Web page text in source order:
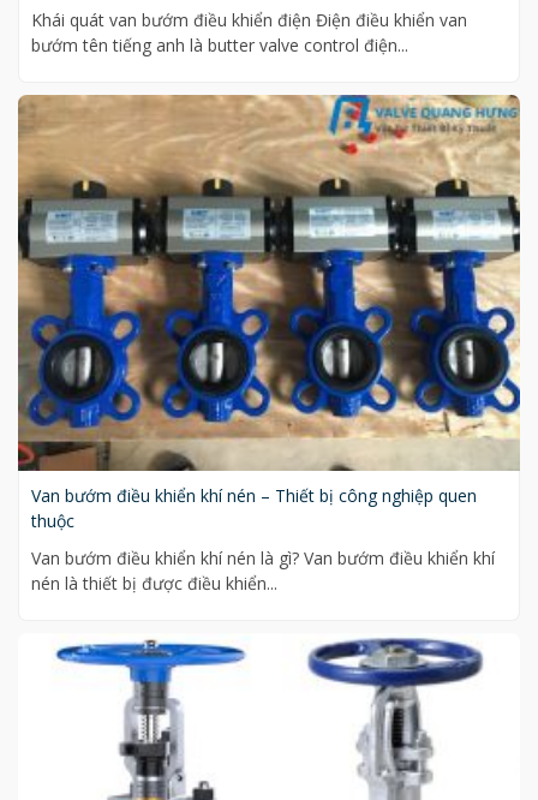
Khái quát van bướm điều khiển điện Điện điều khiển van
bướm tên tiếng anh là butter valve control điện...
Van bướm điều khiển khí nén – Thiết bị công nghiệp quen
thuộc
Van bướm điều khiển khí nén là gì? Van bướm điều khiển khí
nén là thiết bị được điều khiển...